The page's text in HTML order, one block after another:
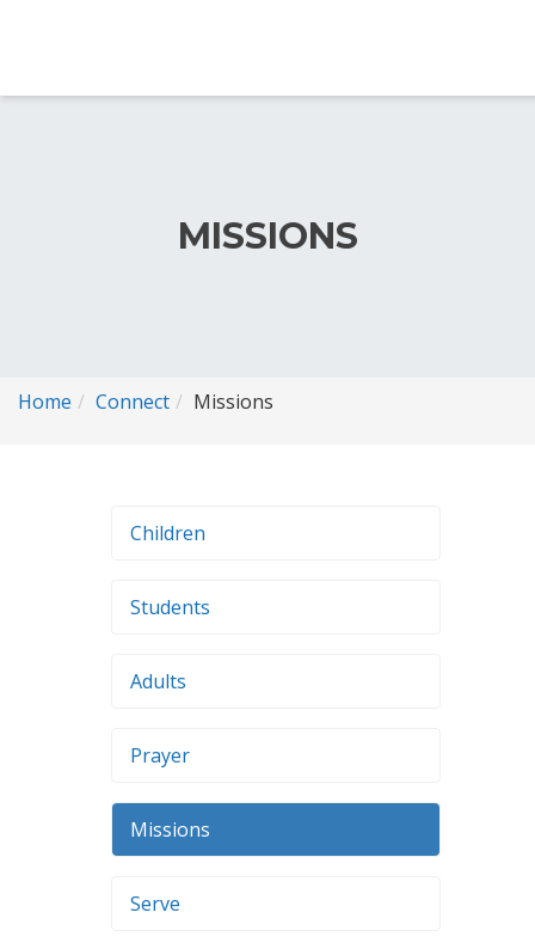
MISSIONS
Home Connect Missions
Children
Students
Adults
Prayer
Missions
Serve